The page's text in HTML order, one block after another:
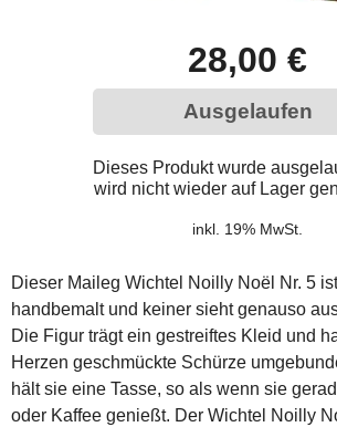
28,00 €
Ausgelaufen
Dieses Produkt wurde
wird nicht wieder auf Lager
inkl. 19% MwSt.
Dieser Maileg Wichtel Noilly Noël Nr. 5
handbemalt und keiner sieht genauso
Die Figur trägt ein gestreiftes Kleid und
Herzen geschmückte Schürze
hält sie eine Tasse, so als wenn sie
oder Kaffee genießt. Der Wichtel Noilly